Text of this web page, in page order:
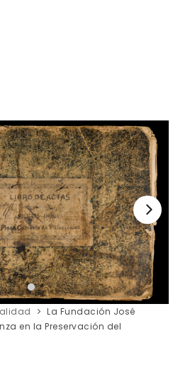
La Fundación José
en la Preservación del